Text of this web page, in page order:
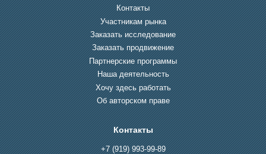
Контакты
Участникам рынка
Заказать исследование
Заказать продвижение
Партнерские программы
Наша деятельность
Хочу здесь работать
Об авторском праве
Контакты
+7 (919) 993-99-89